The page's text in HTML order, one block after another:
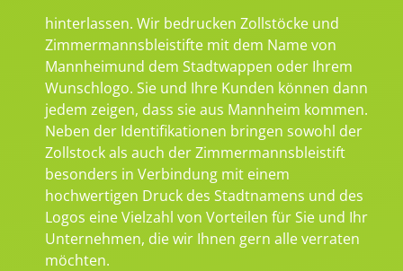
hinterlassen. Wir bedrucken Zollstöcke und
Zimmermannsbleistifte mit dem Name von
Mannheimund dem Stadtwappen oder Ihrem
Wunschlogo. Sie und Ihre Kunden können dann
jedem zeigen, dass sie aus Mannheim kommen.
Neben der Identifikationen bringen sowohl der
Zollstock als auch der Zimmermannsbleistift
besonders in Verbindung mit einem
hochwertigen Druck des Stadtnamens und des
Logos eine Vielzahl von Vorteilen für Sie und Ihr
Unternehmen, die wir Ihnen gern alle verraten
möchten.